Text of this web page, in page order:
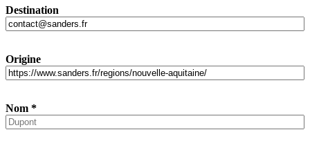
Destination
Origine
Nom *